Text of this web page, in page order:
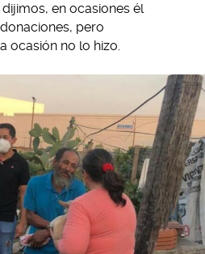
en ocasiones él
pero
ocasión no lo hizo.